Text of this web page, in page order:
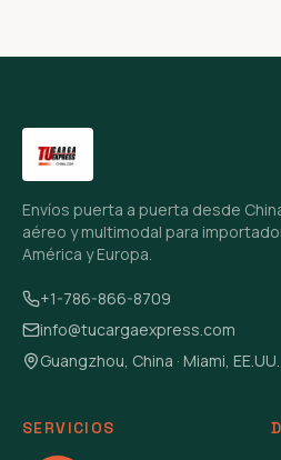
Envíos puerta a puerta desde
aéreo y multimodal para
América y Europa.
+1-786-866-8709
info@tucargaexpress.com
Guangzhou, China · Miami, EE.UU.
SERVICIOS